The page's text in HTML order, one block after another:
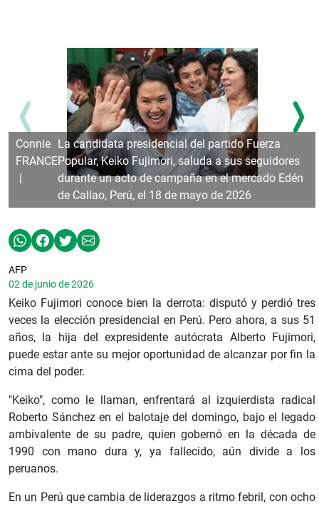
La candidata presidencial del partido Fuerza
Popular, Keiko Fujimori, saluda a sus seguidores
durante un acto de campaña en el mercado Edén
de Callao, Perú, el 18 de mayo de 2026
Connie
FRANCE
AFP
02 de junio de 2026
Keiko Fujimori conoce bien la derrota: disputó y perdió tres
veces la elección presidencial en Perú. Pero ahora, a sus 51
años, la hija del expresidente autócrata Alberto Fujimori,
puede estar ante su mejor oportunidad de alcanzar por fin la
cima del poder.
"Keiko", como le llaman, enfrentará al izquierdista radical
Roberto Sánchez en el balotaje del domingo, bajo el legado
ambivalente de su padre, quien gobernó en la década de
1990 con mano dura y, ya fallecido, aún divide a los
peruanos.
En un Perú que cambia de liderazgos a ritmo febril, con ocho